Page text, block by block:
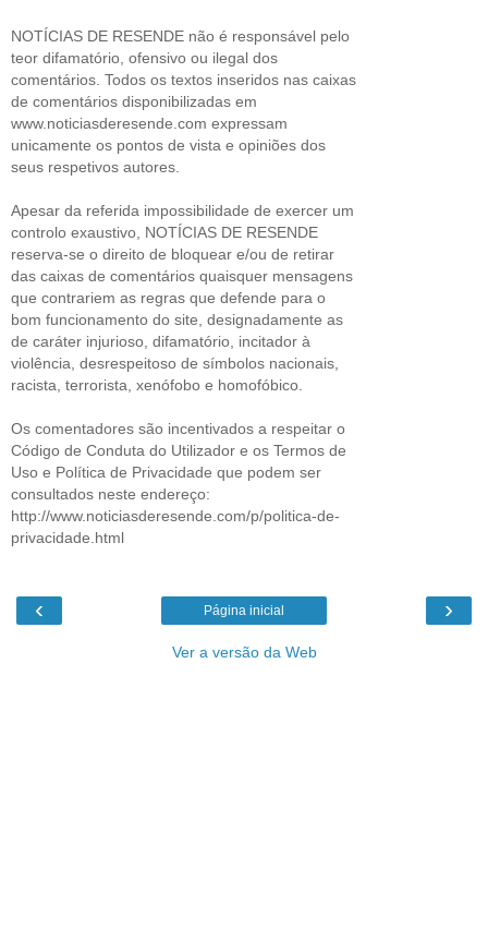
NOTÍCIAS DE RESENDE não é responsável pelo
teor difamatório, ofensivo ou ilegal dos
comentários. Todos os textos inseridos nas caixas
de comentários disponibilizadas em
www.noticiasderesende.com expressam
unicamente os pontos de vista e opiniões dos
seus respetivos autores.
Apesar da referida impossibilidade de exercer um
controlo exaustivo, NOTÍCIAS DE RESENDE
reserva-se o direito de bloquear e/ou de retirar
das caixas de comentários quaisquer mensagens
que contrariem as regras que defende para o
bom funcionamento do site, designadamente as
de caráter injurioso, difamatório, incitador à
violência, desrespeitoso de símbolos nacionais,
racista, terrorista, xenófobo e homofóbico.
Os comentadores são incentivados a respeitar o
Código de Conduta do Utilizador e os Termos de
Uso e Política de Privacidade que podem ser
consultados neste endereço:
http://www.noticiasderesende.com/p/politica-de-
privacidade.html
‹ ›
Página inicial
Ver a versão da Web